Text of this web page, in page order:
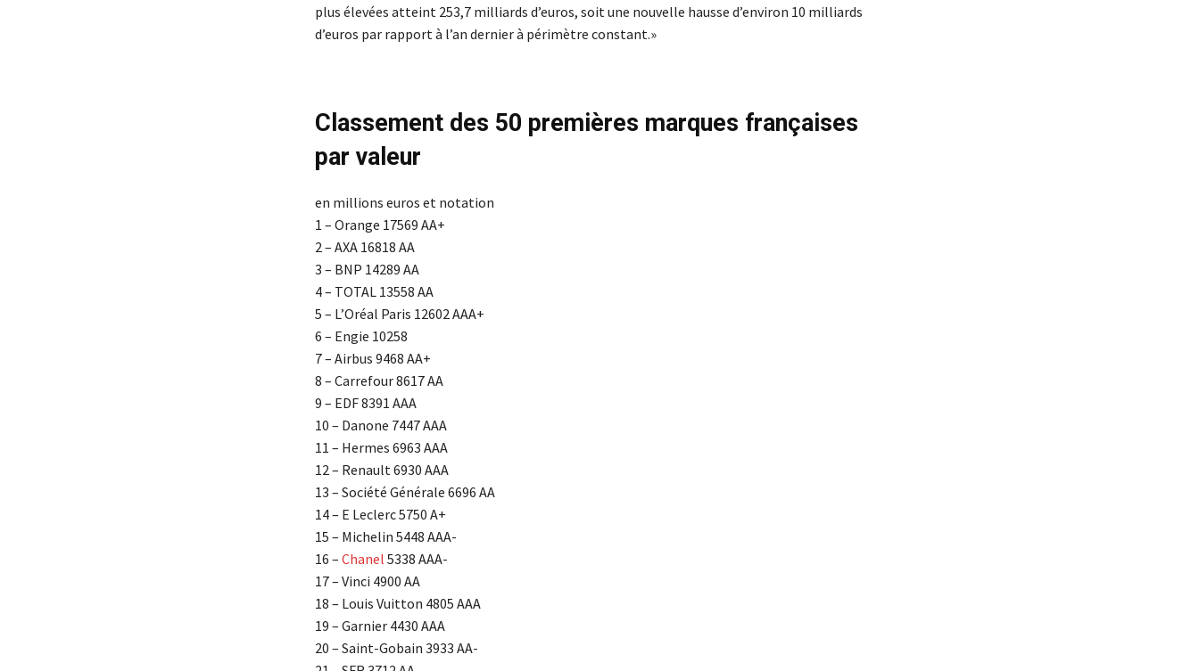
plus élevées atteint 253,7 milliards d’euros, soit une nouvelle hausse d’environ 10 milliards
d’euros par rapport à l’an dernier à périmètre constant.»
Classement des 50 premières marques françaises
par valeur
en millions euros et notation
1 – Orange 17569 AA+
2 – AXA 16818 AA
3 – BNP 14289 AA
4 – TOTAL 13558 AA
5 – L’Oréal Paris 12602 AAA+
6 – Engie 10258
7 – Airbus 9468 AA+
8 – Carrefour 8617 AA
9 – EDF 8391 AAA
10 – Danone 7447 AAA
11 – Hermes 6963 AAA
12 – Renault 6930 AAA
13 – Société Générale 6696 AA
14 – E Leclerc 5750 A+
15 – Michelin 5448 AAA-
16 – Chanel 5338 AAA-
17 – Vinci 4900 AA
18 – Louis Vuitton 4805 AAA
19 – Garnier 4430 AAA
20 – Saint-Gobain 3933 AA-